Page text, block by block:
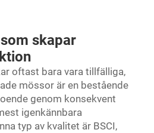
skapar
oftast bara vara tillfälliga,
mössor är en bestående
genom konsekvent
igenkännbara
typ av kvalitet är BSCI,